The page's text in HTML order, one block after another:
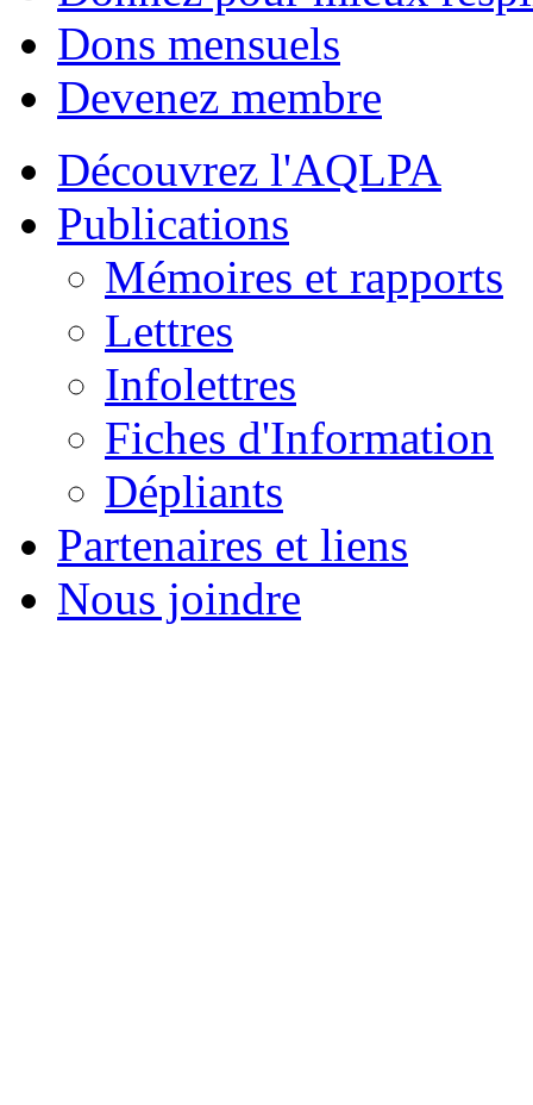
Dons mensuels
Devenez membre
Découvrez l'AQLPA
Publications
Mémoires et rapports
Lettres
Infolettres
Fiches d'Information
Dépliants
Partenaires et liens
Nous joindre